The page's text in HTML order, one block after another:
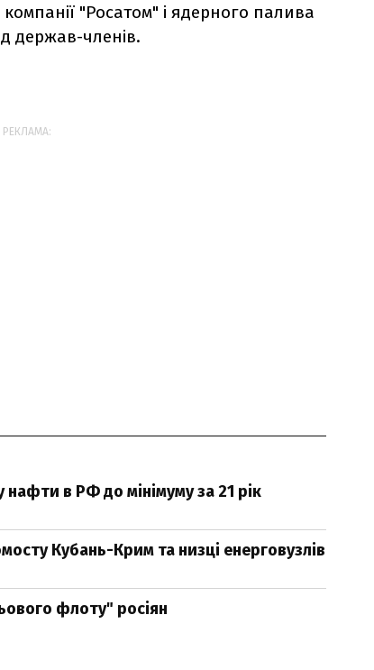
"Росатом" і ядерного палива
держав-членів.
РЕКЛАМА:
в РФ до мінімуму за 21 рік
Кубань-Крим та низці енерговузлів
флоту" росіян